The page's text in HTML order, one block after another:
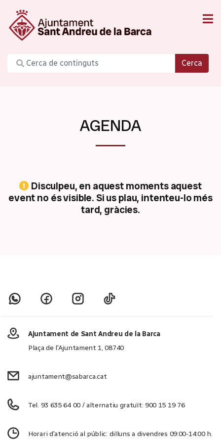
Cerca
AGENDA
Disculpeu, en aquest moments aquest
event no és visible. Si us plau, intenteu-lo més
tard, gràcies.
Ajuntament de Sant Andreu de la Barca
Plaça de l'Ajuntament 1, 08740
ajuntament@sabarca.cat
Tel. 93 635 64 00 / alternatiu gratuït: 900 15 19 76
Horari d'atenció al públic: dilluns a divendres 09:00-14:00 h.